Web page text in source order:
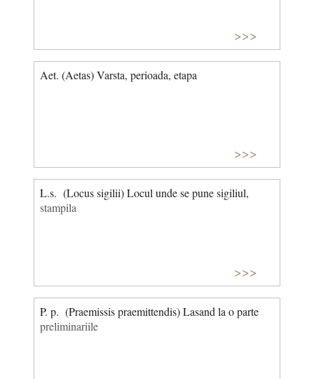
>>>
Aet. (Aetas) Varsta, perioada, etapa
>>>
L.s. (Locus sigilii) Locul unde se pune sigiliul,
stampila
>>>
P. p. (Praemissis praemittendis) Lasand la o parte
preliminariile